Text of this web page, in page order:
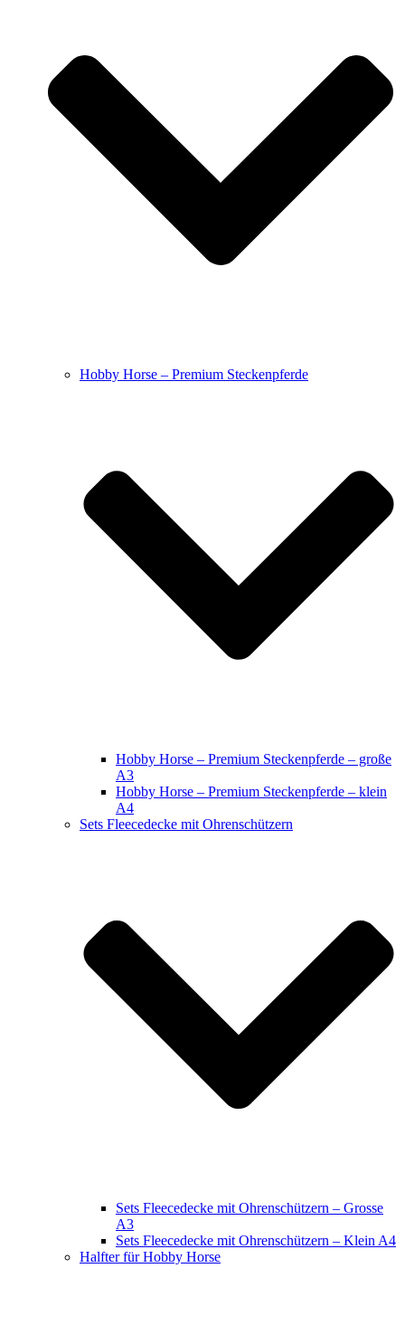
Hobby Horse – Premium Steckenpferde
Hobby Horse – Premium Steckenpferde – große
A3
Hobby Horse – Premium Steckenpferde – klein
A4
Sets Fleecedecke mit Ohrenschützern
Sets Fleecedecke mit Ohrenschützern – Grosse
A3
Sets Fleecedecke mit Ohrenschützern – Klein A4
Halfter für Hobby Horse